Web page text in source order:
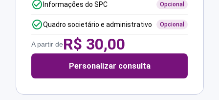
Informações do SPC Opcional
Quadro societário e administrativo Opcional
A partir deR$ 30,00
Personalizar consulta